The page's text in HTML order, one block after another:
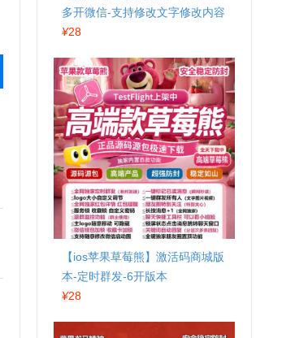
多开微信-支持修改文字修改内容
¥28
【ios苹果草莓熊】激活码商城版
本-定时群发-6开版本
¥28